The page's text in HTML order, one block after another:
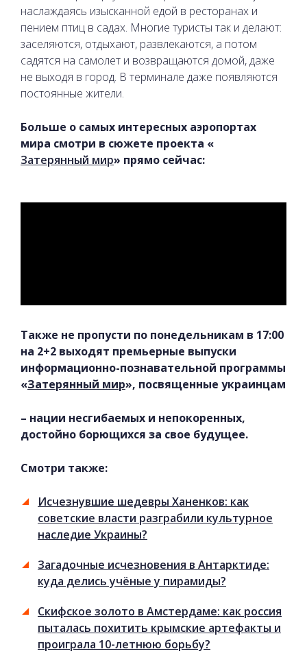
наслаждаясь изысканной едой в ресторанах и
пением птиц в садах. Многие туристы так и делают:
заселяются, отдыхают, развлекаются, а потом
садятся на самолет и возвращаются домой, даже
не выходя в город. В терминале даже появляются
постоянные жители.
Больше о самых интересных аэропортах
мира смотри в сюжете проекта «
Затерянный мир» прямо сейчас:
Также не пропусти по понедельникам в 17:00
на 2+2 выходят премьерные выпуски
информационно-познавательной программы
«Затерянный мир», посвященные украинцам
– нации несгибаемых и непокоренных,
достойно борющихся за свое будущее.
Смотри также:
Исчезнувшие шедевры Ханенков: как
советские власти разграбили культурное
наследие Украины?
Загадочные исчезновения в Антарктиде:
куда делись учёные у пирамиды?
Скифское золото в Амстердаме: как россия
пыталась похитить крымские артефакты и
проиграла 10-летнюю борьбу?